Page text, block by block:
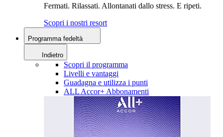
Fermati. Rilassati. Allontanati dallo stress. E ripeti.
Scopri i nostri resort
Programma fedeltà
Indietro
Scopri il programma
Livelli e vantaggi
Guadagna e utilizza i punti
ALL Accor+ Abbonamenti